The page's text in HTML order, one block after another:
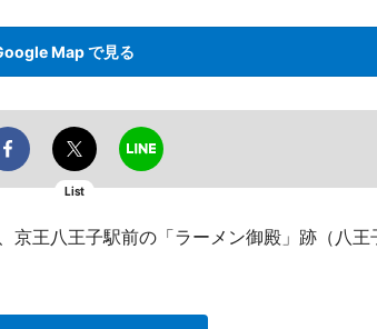
Map で見る
List
王八王子駅前の「ラーメン御殿」跡（八王